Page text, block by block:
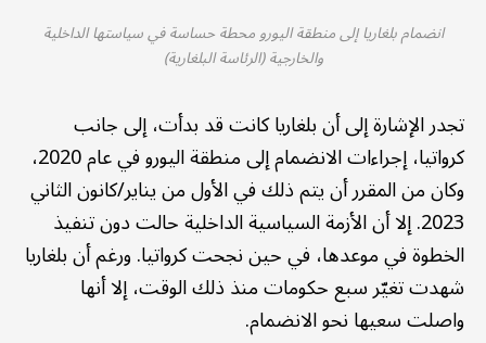
انضمام بلغاريا إلى منطقة اليورو محطة حساسة في سياستها الداخلية
والخارجية (الرئاسة البلغارية)
تجدر الإشارة إلى أن بلغاريا كانت قد بدأت، إلى جانب
كرواتيا، إجراءات الانضمام إلى منطقة اليورو في عام 2020،
وكان من المقرر أن يتم ذلك في الأول من يناير/كانون الثاني
2023. إلا أن الأزمة السياسية الداخلية حالت دون تنفيذ
الخطوة في موعدها، في حين نجحت كرواتيا. ورغم أن بلغاريا
شهدت تغيّر سبع حكومات منذ ذلك الوقت، إلا أنها
واصلت سعيها نحو الانضمام.